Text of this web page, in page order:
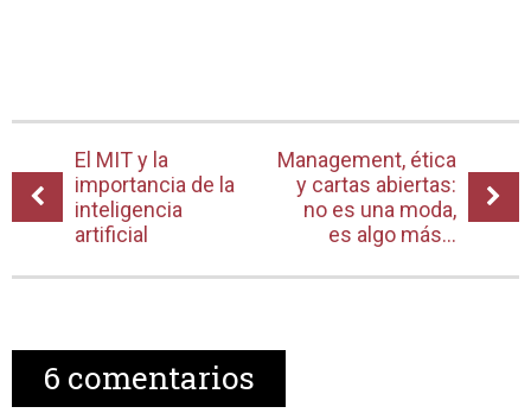
El MIT y la
importancia de la
inteligencia
artificial
Management, ética
y cartas abiertas:
no es una moda,
es algo más…
6 comentarios